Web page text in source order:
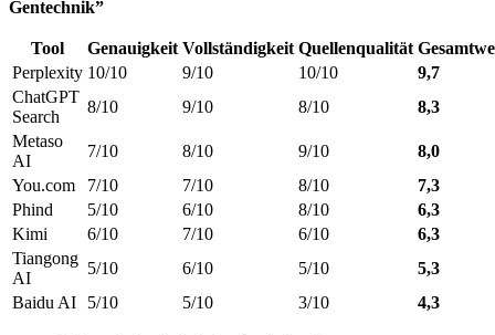
Gentechnik”
Tool Genauigkeit Vollständigkeit Quellenqualität
Perplexity 10/10 9/10 10/10
9,7
ChatGPT
Search
8/10 9/10 8/10
8,3
Metaso
AI
7/10 8/10 9/10
8,0
You.com
7/10 7/10 8/10
7,3
Phind
5/10 6/10 8/10
6,3
Kimi
6/10 7/10 6/10
6,3
Tiangong
AI
5/10 6/10 5/10
5,3
Baidu AI
5/10 5/10 3/10 4,3